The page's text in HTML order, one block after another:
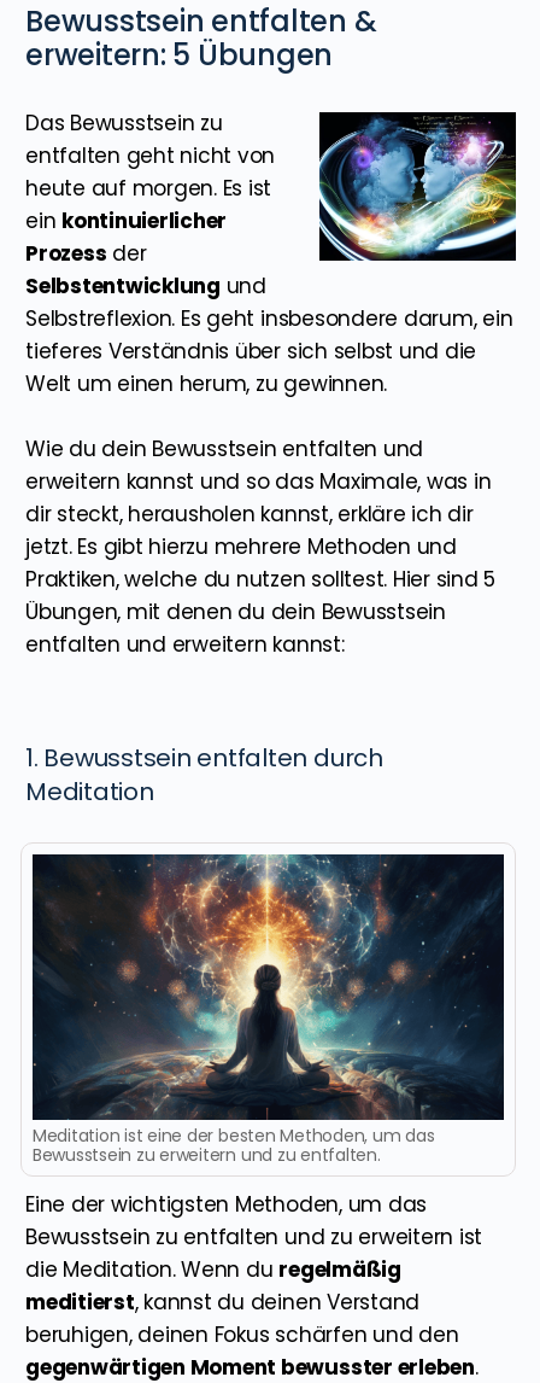
Bewusstsein entfalten &
erweitern: 5 Übungen
Das Bewusstsein zu
entfalten geht nicht von
heute auf morgen. Es ist
ein kontinuierlicher
Prozess der
Selbstentwicklung und
Selbstreflexion. Es geht insbesondere darum, ein
tieferes Verständnis über sich selbst und die
Welt um einen herum, zu gewinnen.
Wie du dein Bewusstsein entfalten und
erweitern kannst und so das Maximale, was in
dir steckt, herausholen kannst, erkläre ich dir
jetzt. Es gibt hierzu mehrere Methoden und
Praktiken, welche du nutzen solltest. Hier sind 5
Übungen, mit denen du dein Bewusstsein
entfalten und erweitern kannst:
1. Bewusstsein entfalten durch
Meditation
Meditation ist eine der besten Methoden, um das
Bewusstsein zu erweitern und zu entfalten.
Eine der wichtigsten Methoden, um das
Bewusstsein zu entfalten und zu erweitern ist
die Meditation. Wenn du regelmäßig
meditierst, kannst du deinen Verstand
beruhigen, deinen Fokus schärfen und den
gegenwärtigen Moment bewusster erleben.